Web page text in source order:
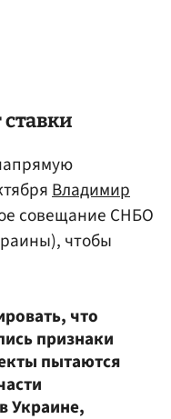
Владимир
совещание СНБО
чтобы
что
признаки
пытаются
Украине,